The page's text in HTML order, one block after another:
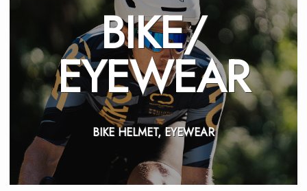
BIKE/
EYEWEAR
BIKE HELMET, EYEWEAR